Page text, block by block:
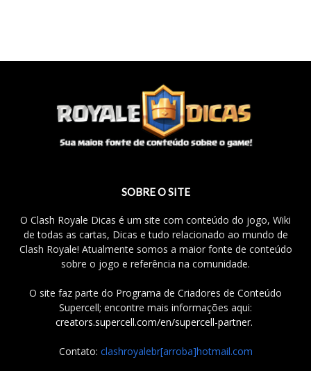
SOBRE O SITE
O Clash Royale Dicas é um site com conteúdo do jogo, Wiki
de todas as cartas, Dicas e tudo relacionado ao mundo de
Clash Royale! Atualmente somos a maior fonte de conteúdo
sobre o jogo e referência na comunidade.
O site faz parte do Programa de Criadores de Conteúdo
Supercell; encontre mais informações aqui:
creators.supercell.com/en/supercell-partner.
Contato: clashroyalebr[arroba]hotmail.com